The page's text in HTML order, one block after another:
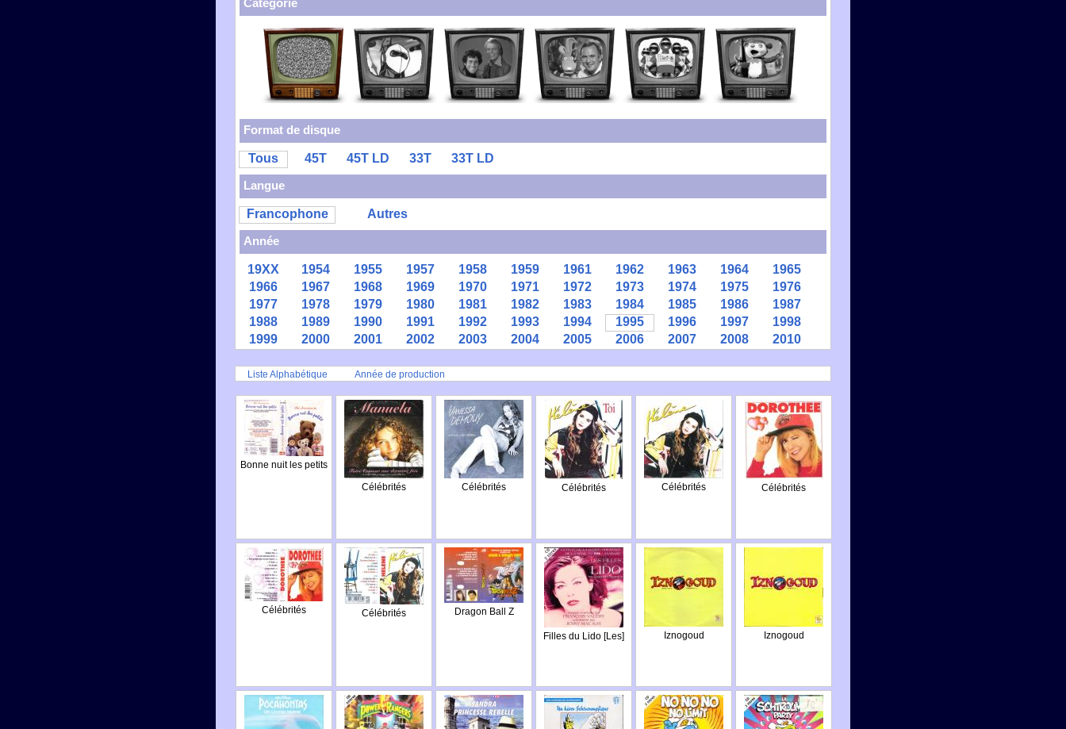
Catégorie
Format de disque
Tous 45T 45T LD 33T
33T LD
Langue
Francophone
Autres
Année
19XX 1954 1955 1957 1958 1959 1961 1962 1963 1964
1965
1966
1967 1968 1969 1970 1971 1972 1973 1974 1975
1976
1977
1978 1979 1980 1981 1982 1983 1984 1985 1986
1987
1988
1989 1990 1991 1992 1993 1994 1995 1996 1997
1998
1999
2000 2001 2002 2003 2004 2005 2006 2007 2008 2010
Liste Alphabétique Année de production
Bonne nuit les petits
Célébrités
Célébrités Célébrités Célébrités Célébrités
Célébrités Célébrités Dragon Ball Z
Filles du Lido [Les] Iznogoud Iznogoud